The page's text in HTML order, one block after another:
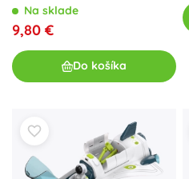
Na sklade
9,80 €
Do košíka